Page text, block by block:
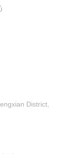
District,